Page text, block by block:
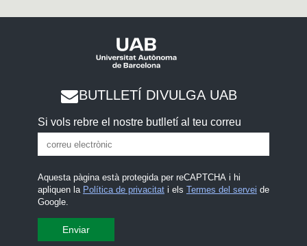
BUTLLETÍ DIVULGA UAB
Si vols rebre el nostre butlletí al teu correu
Aquesta pàgina està protegida per reCAPTCHA i hi
apliquen la Política de privacitati els Termes del servei de
Google.